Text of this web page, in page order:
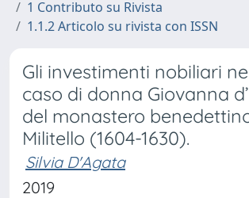
1 Contributo su Rivista
1.1.2 Articolo su rivista con ISSN
Gli investimenti nobiliari
caso di donna Giovanna
del monastero
Militello (1604-1630).
Silvia D'Agata
2019